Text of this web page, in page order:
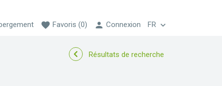
FR keyboard_arrow_down
person Connexion
favorite Favoris (0)
Résultats de recherche